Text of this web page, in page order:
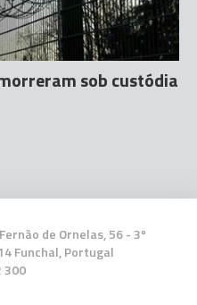
sob custódia
de Ornelas, 56 - 3º
Funchal, Portugal
300